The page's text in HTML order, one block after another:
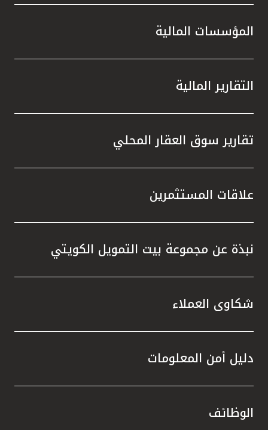
المؤسسات المالية
التقارير المالية
تقارير سوق العقار المحلي
علاقات المستثمرين
نبذة عن مجموعة بيت التمويل الكويتي
شكاوى العملاء
دليل أمن المعلومات
الوظائف